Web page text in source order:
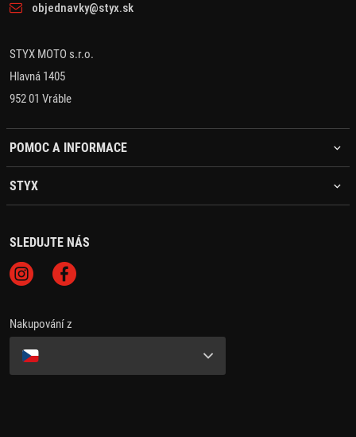
objednavky@styx.sk
STYX MOTO s.r.o.
Hlavná 1405
952 01 Vráble
POMOC A INFORMACE
STYX
SLEDUJTE NÁS
Nakupování z